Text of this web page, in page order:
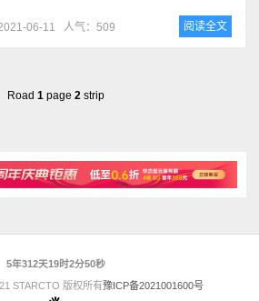
06-11 人气：509 阅读全文
Road 1page 2strip
5年312天19时2分50秒
STARCTO 版权所有豫ICP备2021001600号